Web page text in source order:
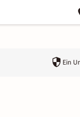
Ein